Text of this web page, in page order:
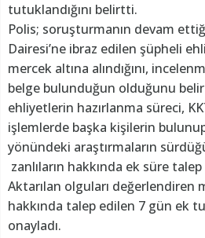
tutuklandığını belirtti.
Polis; soruşturmanın devam
Dairesi’ne ibraz edilen şüpheli
mercek altına alındığını,
belge bulunduğun olduğunu
ehliyetlerin hazırlanma süreci,
işlemlerde başka kişilerin
yönündeki araştırmaların
zanlıların hakkında ek süre
Aktarılan olguları değerlendiren
hakkında talep edilen 7 gün ek
onayladı.